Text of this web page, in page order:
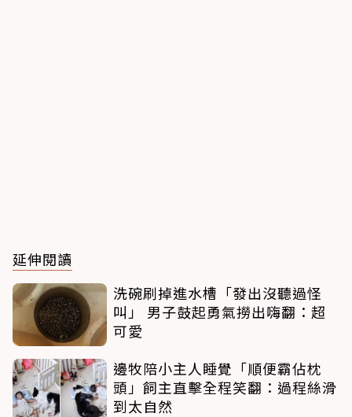
延伸閱讀
洗碗刷掉進水槽「發出沒聽過怪
叫」 男子鼓起勇氣撈出嗨翻：超
可愛
邊牧陪小主人睡覺「順便霸佔枕
頭」飼主直擊全程笑翻：過程絲滑
到太自然